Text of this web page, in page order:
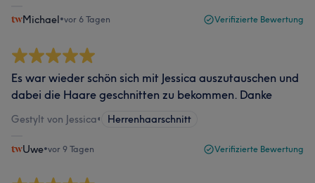
Michael•vor 6 Tagen Verifizierte Bewertung
Es war wieder schön sich mit Jessica auszutauschen und
dabei die Haare geschnitten zu bekommen. Danke
Gestylt von Jessica• Herrenhaarschnitt
Uwe•vor 9 Tagen Verifizierte Bewertung